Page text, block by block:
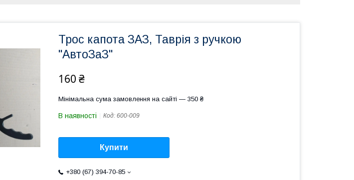
Трос капота ЗАЗ, Таврія з ручкою
"АвтоЗаЗ"
160 ₴
Мінімальна сума замовлення на сайті — 350 ₴
В наявності Код: 600-009
Купити
+380 (67) 394-70-85